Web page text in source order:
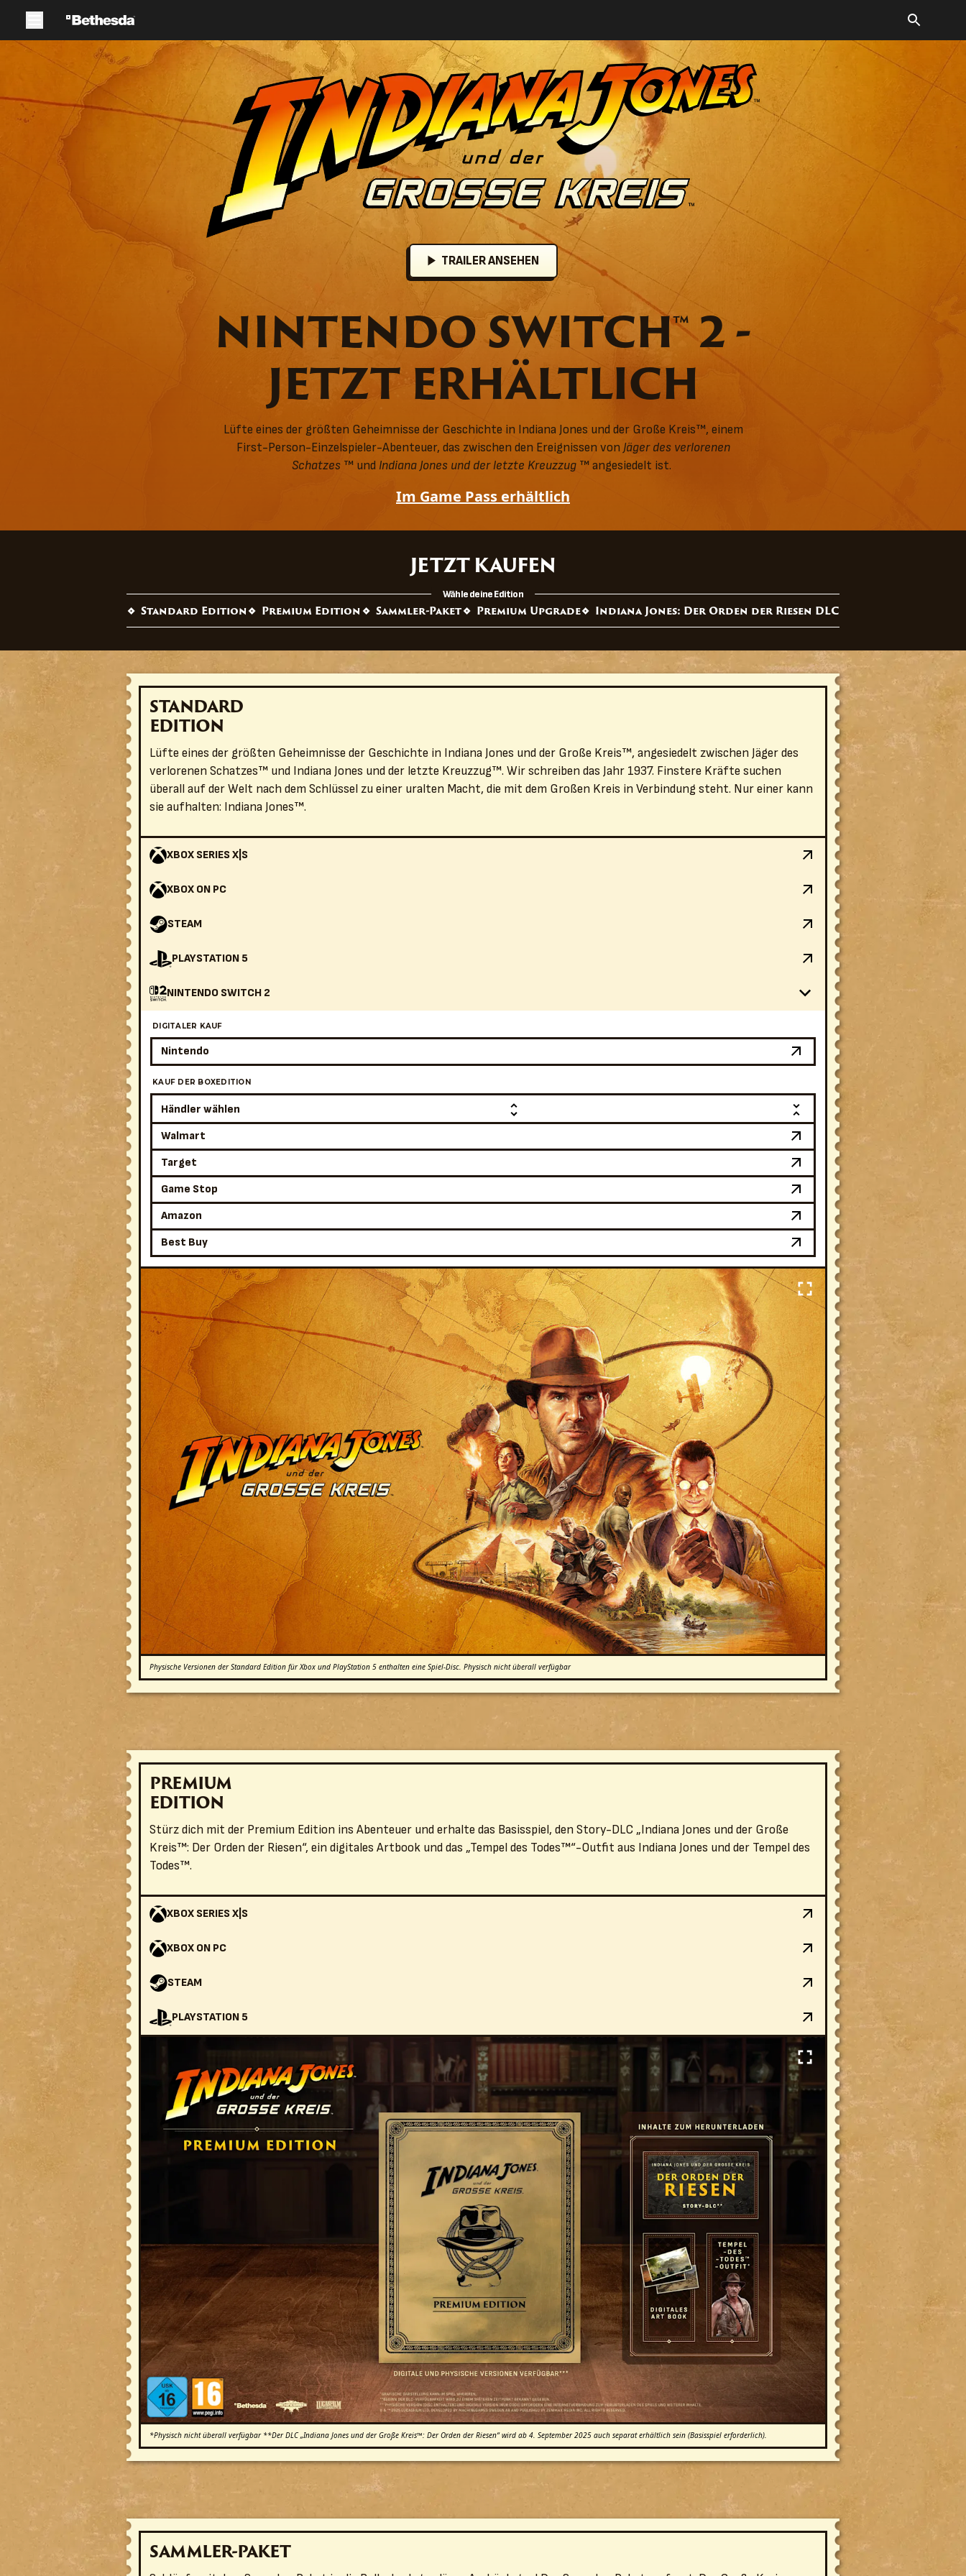
LOGO VON
TRAILER ANSEHEN
NINTENDO SWITCH™ 2 -
JETZT ERHÄLTLICH
Lüfte eines der größten Geheimnisse der Geschichte in Indiana Jones und der Große Kreis™, einem
First-Person-Einzelspieler-Abenteuer, das zwischen den Ereignissen von Jäger des verlorenen
Schatzes ™ und Indiana Jones und der letzte Kreuzzug ™ angesiedelt ist.
Im Game Pass erhältlich
JETZT KAUFEN
Wähle deine Edition
Standard Edition Premium Edition Sammler-Paket Premium Upgrade Indiana Jones: Der Orden der Riesen DLC
STANDARD
EDITION
Lüfte eines der größten Geheimnisse der Geschichte in Indiana Jones und der Große Kreis™, angesiedelt zwischen Jäger des
verlorenen Schatzes™ und Indiana Jones und der letzte Kreuzzug™. Wir schreiben das Jahr 1937. Finstere Kräfte suchen
überall auf der Welt nach dem Schlüssel zu einer uralten Macht, die mit dem Großen Kreis in Verbindung steht. Nur einer kann
sie aufhalten: Indiana Jones™.
XBOX SERIES X|S
XBOX ON PC
STEAM
PLAYSTATION 5
NINTENDO SWITCH 2
DIGITALER KAUF
Nintendo
KAUF DER BOXEDITION
Händler wählen
Walmart
Target
Game Stop
Amazon
Best Buy
Physische Versionen der Standard Edition für Xbox und PlayStation 5 enthalten eine Spiel-Disc. Physisch nicht überall verfügbar
PREMIUM
EDITION
Stürz dich mit der Premium Edition ins Abenteuer und erhalte das Basisspiel, den Story-DLC „Indiana Jones und der Große
Kreis™: Der Orden der Riesen“, ein digitales Artbook und das „Tempel des Todes™“-Outfit aus Indiana Jones und der Tempel des
Todes™.
XBOX SERIES X|S
XBOX ON PC
STEAM
PLAYSTATION 5
*Physisch nicht überall verfügbar **Der DLC „Indiana Jones und der Große Kreis™: Der Orden der Riesen“ wird ab 4. September 2025 auch separat erhältlich sein (Basisspiel erforderlich).
SAMMLER-PAKET